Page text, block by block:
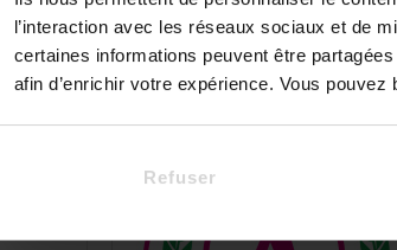
l’interaction avec les réseaux sociaux et de
certaines informations peuvent être
afin d’enrichir votre expérience. Vous
Refuser
Détails